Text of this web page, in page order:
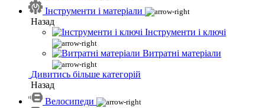
Інструменти і матеріали
Назад
Інструменти і ключі
Витратні матеріали
Дивитись більше категорій
Назад
Велосипеди